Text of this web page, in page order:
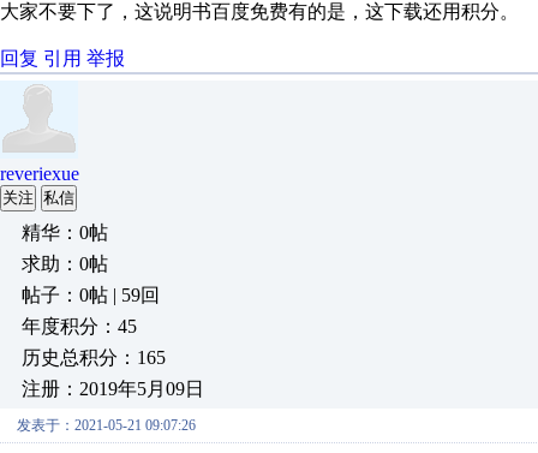
大家不要下了，这说明书百度免费有的是，这下载还用积分。
回复 引用 举报
reveriexue
关注 私信
精华：0帖
求助：0帖
帖子：0帖 | 59回
年度积分：45
历史总积分：165
注册：2019年5月09日
发表于：2021-05-21 09:07:26